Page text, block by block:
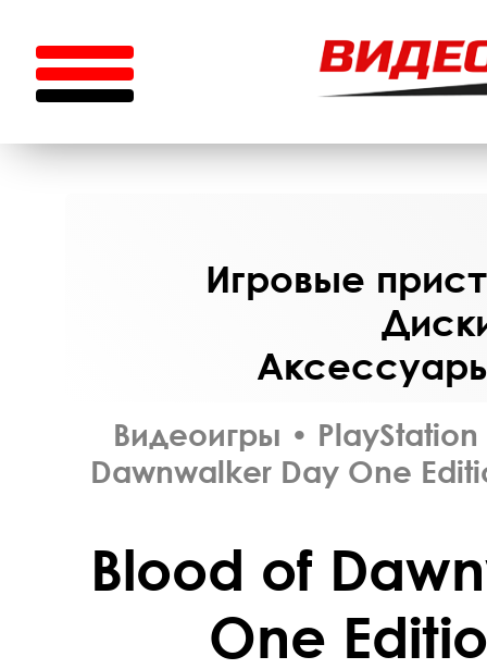
Игровые
Видеоигры • PlayStation
Dawnwalker Day One
Blood of
One